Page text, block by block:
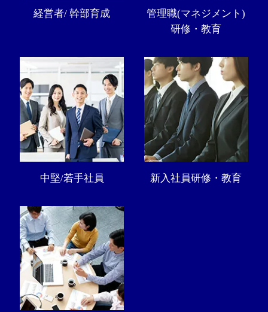
経営者/ 幹部育成
管理職(マネジメント)
研修・教育
中堅/若手社員 新入社員研修・教育